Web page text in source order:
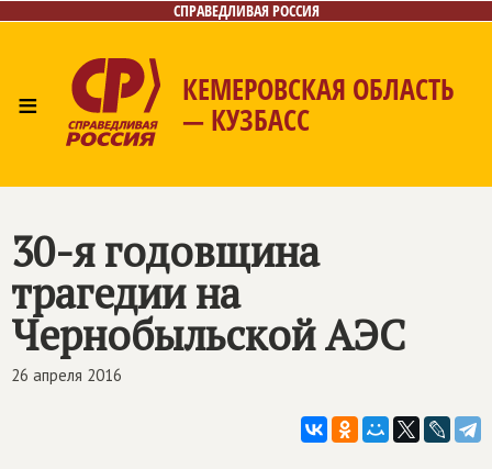
СПРАВЕДЛИВАЯ РОССИЯ
≡ КЕМЕРОВСКАЯ ОБЛАСТЬ
— КУЗБАСС
30-я годовщина
трагедии на
Чернобыльской АЭС
26 апреля 2016